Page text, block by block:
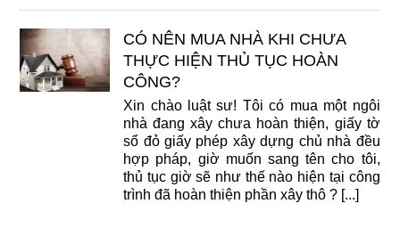
CÓ NÊN MUA NHÀ KHI CHƯA
THỰC HIỆN THỦ TỤC HOÀN
CÔNG?
Xin chào luật sư! Tôi có mua một ngôi
nhà đang xây chưa hoàn thiện, giấy tờ
sổ đỏ giấy phép xây dựng chủ nhà đều
hợp pháp, giờ muốn sang tên cho tôi,
thủ tục giờ sẽ như thế nào hiện tại công
trình đã hoàn thiện phần xây thô ? [...]